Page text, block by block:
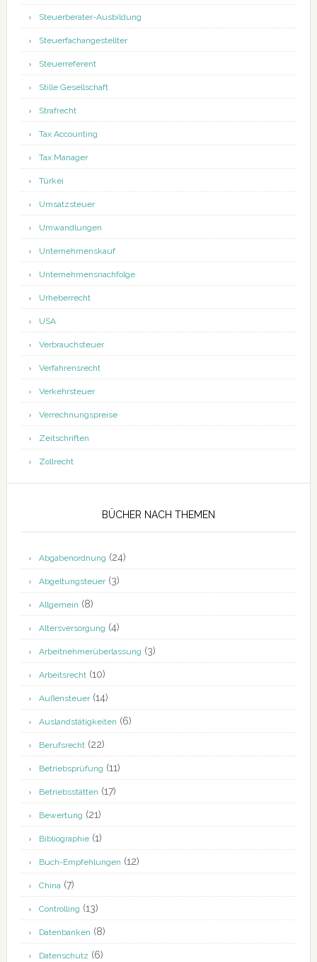
Steuerberater-Ausbildung
Steuerfachangestellter
Steuerreferent
Stille Gesellschaft
Strafrecht
Tax Accounting
Tax Manager
Türkei
Umsatzsteuer
Umwandlungen
Unternehmenskauf
Unternehmensnachfolge
Urheberrecht
USA
Verbrauchsteuer
Verfahrensrecht
Verkehrsteuer
Verrechnungspreise
Zeitschriften
Zollrecht
BÜCHER NACH THEMEN
Abgabenordnung (24)
Abgeltungsteuer(3)
Allgemein (8)
Altersversorgung (4)
Arbeitnehmerüberlassung (3)
Arbeitsrecht(10)
Außensteuer(14)
Auslandstätigkeiten (6)
Berufsrecht(22)
Betriebsprüfung (11)
Betriebsstätten (17)
Bewertung (21)
Bibliographie(1)
Buch-Empfehlungen (12)
China(7)
Controlling (13)
Datenbanken (8)
Datenschutz (6)